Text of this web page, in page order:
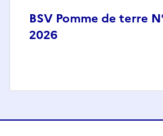
BSV Pomme de terre
2026